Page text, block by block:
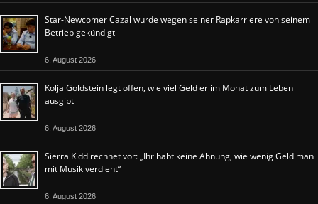
Star-Newcomer Cazal wurde wegen seiner Rapkarriere von seinem
Betrieb gekündigt
6. August 2026
Kolja Goldstein legt offen, wie viel Geld er im Monat zum Leben
ausgibt
6. August 2026
Sierra Kidd rechnet vor: „Ihr habt keine Ahnung, wie wenig Geld man
mit Musik verdient“
6. August 2026